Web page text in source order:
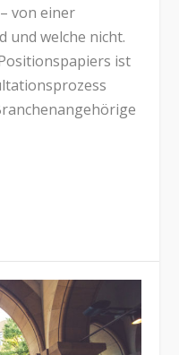
von einer
und welche nicht.
ist